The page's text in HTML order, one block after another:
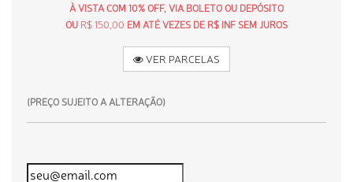
À VISTA COM 10% OFF, VIA BOLETO OU DEPÓSITO
OU R$ 150,00 EM ATÉ VEZES DE R$ INF SEM JUROS
VER PARCELAS
(PREÇO SUJEITO A ALTERAÇÃO)